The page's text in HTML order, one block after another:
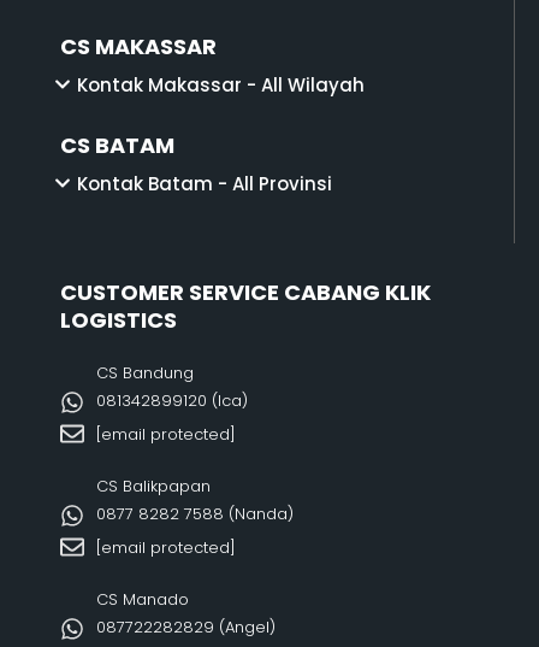
CS MAKASSAR
Kontak Makassar - All Wilayah
CS BATAM
Kontak Batam - All Provinsi
CUSTOMER SERVICE CABANG KLIK
LOGISTICS
CS Bandung
081342899120‬ (Ica)
[email protected]
CS Balikpapan
0877 8282 7588 (Nanda)
[email protected]
CS Manado
087722282829 (Angel)